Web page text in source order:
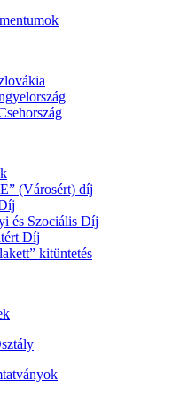
(Városért) díj
és Szociális Díj
Díj
kitüntetés